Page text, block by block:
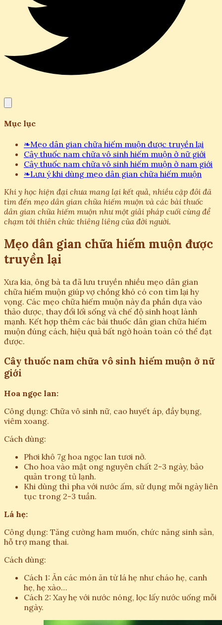
Mục lục
❧Mẹo dân gian chữa hiếm muộn được truyền lại
Cây thuốc nam chữa vô sinh hiếm muộn ở nữ giới
Cây thuốc nam chữa vô sinh hiếm muộn ở nam giới
❧Lưu ý khi dùng mẹo dân gian chữa hiếm muộn
Khi y học hiện đại chưa mang lại kết quả, nhiều cặp đôi đã
tìm đến mẹo dân gian chữa hiếm muộn và các bài thuốc
dân gian chữa hiếm muộn như một giải pháp cuối cùng để
chạm tới thiên chức thiêng liêng của đời người.
Mẹo dân gian chữa hiếm muộn được
truyền lại
Xưa kia, ông bà ta đã lưu truyền nhiều mẹo dân gian
chữa hiếm muộn giúp vợ chồng khó có con tìm lại hy
vọng. Các mẹo chữa hiếm muộn này đa phần dựa vào
thảo dược, thay đổi lối sống và chế độ sinh hoạt lành
mạnh. Kết hợp thêm các bài thuốc dân gian chữa hiếm
muộn đúng cách, hiệu quả bất ngờ hoàn toàn có thể đạt
được.
Cây thuốc nam chữa vô sinh hiếm muộn ở nữ
giới
Hoa ngọc lan:
Công dụng: Chữa vô sinh nữ, cao huyết áp, đầy bụng,
viêm xoang.
Cách dùng:
Phơi khô 7g hoa ngọc lan tươi nở.
Cho hoa vào mật ong nguyên chất 2-3 ngày, bảo
quản trong tủ lạnh.
Khi dùng thì pha với nước ấm, sử dụng mỗi ngày liên
tục trong 2-3 tuần.
Lá hẹ:
Công dụng: Tăng cường ham muốn, chức năng sinh sản,
hỗ trợ mang thai.
Cách dùng:
Cách 1: Ăn các món ăn từ lá hẹ như cháo hẹ, canh
hẹ, hẹ xào…
Cách 2: Xay hẹ với nước nóng, lọc lấy nước uống mỗi
ngày.